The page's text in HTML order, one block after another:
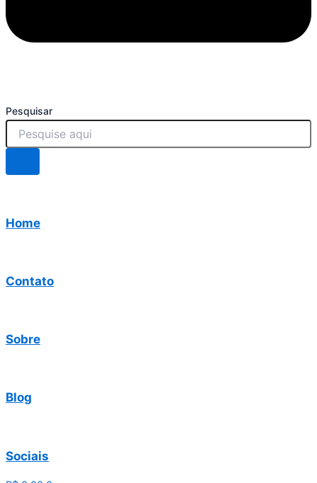
Pesquisar
Home
Contato
Sobre
Blog
Sociais